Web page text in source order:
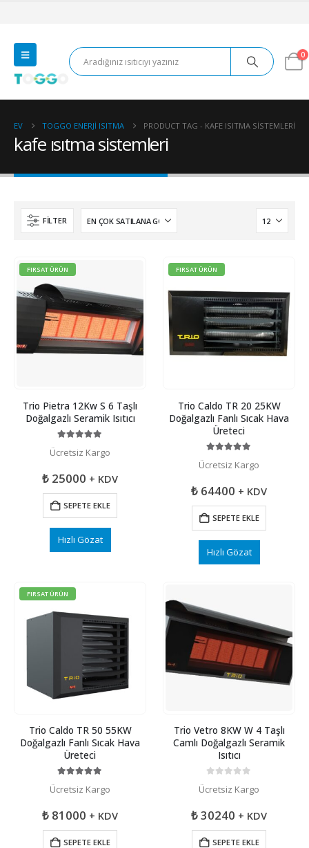
0
EV TOGGO ENERJI ISITMA PRODUCT TAG - KAFE ISITMA SISTEMLERI
kafe ısıtma sistemleri
FILTER
FIRSAT ÜRÜN
Trio Pietra 12Kw S 6 Taşlı
Doğalgazlı Seramik Isıtıcı
Ücretsiz Kargo
₺ 25000 + KDV
SEPETE EKLE
Hızlı Gözat
FIRSAT ÜRÜN
Trio Caldo TR 20 25KW
Doğalgazlı Fanlı Sıcak Hava
Üreteci
Ücretsiz Kargo
₺ 64400 + KDV
SEPETE EKLE
Hızlı Gözat
FIRSAT ÜRÜN
Trio Caldo TR 50 55KW
Doğalgazlı Fanlı Sıcak Hava
Üreteci
Ücretsiz Kargo
₺ 81000 + KDV
SEPETE EKLE
Trio Vetro 8KW W 4 Taşlı
Camlı Doğalgazlı Seramik
Isıtıcı
Ücretsiz Kargo
₺30240 + KDV
SEPETE EKLE